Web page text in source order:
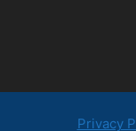
Privacy